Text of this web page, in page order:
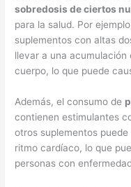
sobredosis de ciertos
para la salud. Por
suplementos con altas
llevar a una
cuerpo, lo que puede
Además, el consumo de
contienen estimulantes
otros suplementos
ritmo cardíaco, lo que
personas con